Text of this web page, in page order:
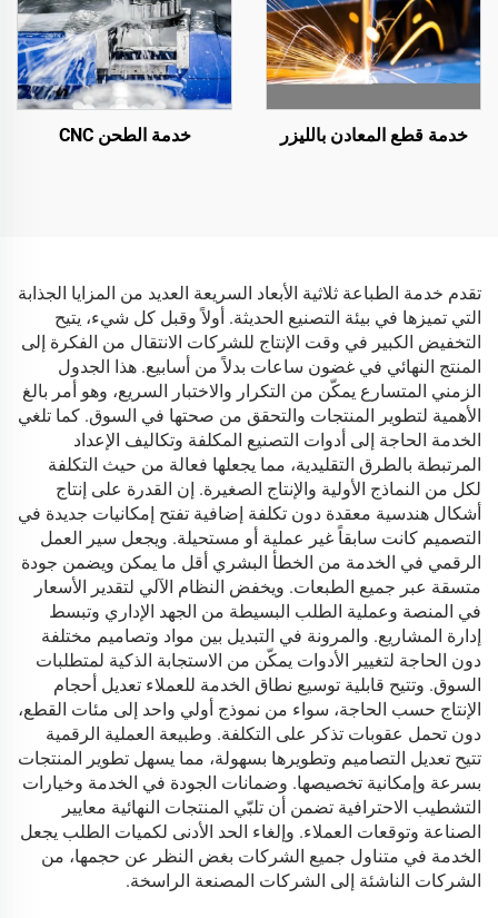
خدمة قطع المعادن بالليزر خدمة الطحن CNC
تقدم خدمة الطباعة ثلاثية الأبعاد السريعة العديد من المزايا الجذابة
التي تميزها في بيئة التصنيع الحديثة. أولاً وقبل كل شيء، يتيح
التخفيض الكبير في وقت الإنتاج للشركات الانتقال من الفكرة إلى
المنتج النهائي في غضون ساعات بدلاً من أسابيع. هذا الجدول
الزمني المتسارع يمكّن من التكرار والاختبار السريع، وهو أمر بالغ
الأهمية لتطوير المنتجات والتحقق من صحتها في السوق. كما تلغي
الخدمة الحاجة إلى أدوات التصنيع المكلفة وتكاليف الإعداد
المرتبطة بالطرق التقليدية، مما يجعلها فعالة من حيث التكلفة
لكل من النماذج الأولية والإنتاج الصغيرة. إن القدرة على إنتاج
أشكال هندسية معقدة دون تكلفة إضافية تفتح إمكانيات جديدة في
التصميم كانت سابقاً غير عملية أو مستحيلة. ويجعل سير العمل
الرقمي في الخدمة من الخطأ البشري أقل ما يمكن ويضمن جودة
متسقة عبر جميع الطبعات. ويخفض النظام الآلي لتقدير الأسعار
في المنصة وعملية الطلب البسيطة من الجهد الإداري وتبسط
إدارة المشاريع. والمرونة في التبديل بين مواد وتصاميم مختلفة
دون الحاجة لتغيير الأدوات يمكّن من الاستجابة الذكية لمتطلبات
السوق. وتتيح قابلية توسيع نطاق الخدمة للعملاء تعديل أحجام
الإنتاج حسب الحاجة، سواء من نموذج أولي واحد إلى مئات القطع،
دون تحمل عقوبات تذكر على التكلفة. وطبيعة العملية الرقمية
تتيح تعديل التصاميم وتطويرها بسهولة، مما يسهل تطوير المنتجات
بسرعة وإمكانية تخصيصها. وضمانات الجودة في الخدمة وخيارات
التشطيب الاحترافية تضمن أن تلبّي المنتجات النهائية معايير
الصناعة وتوقعات العملاء. وإلغاء الحد الأدنى لكميات الطلب يجعل
الخدمة في متناول جميع الشركات بغض النظر عن حجمها، من
الشركات الناشئة إلى الشركات المصنعة الراسخة.